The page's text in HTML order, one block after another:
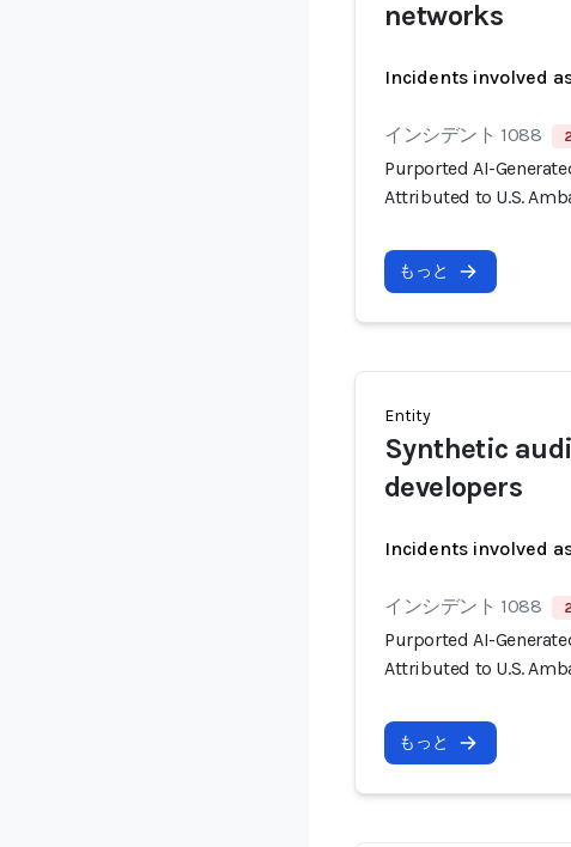
networks
Incidents involved
インシデント 1088
Purported AI-
Attributed to U.S.
もっと
Entity
Synthetic
developers
Incidents involved
インシデント 1088
Purported AI-
Attributed to U.S.
もっと